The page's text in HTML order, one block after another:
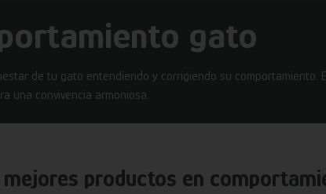
gato
de tu gato entendiendo y corrigiendo su comportamiento.
una convivencia armoniosa.
productos en